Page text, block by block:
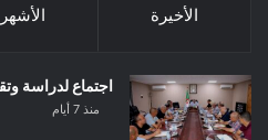
الأخيرة الأشهر
اجتماع لدراسة
منذ 7 أيام